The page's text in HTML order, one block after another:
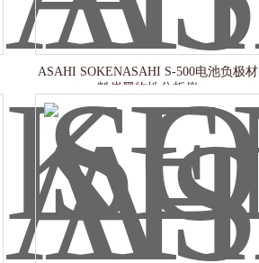
ASAHI SOKENASAHI S-500电池负极材
料炭黑物性分析仪